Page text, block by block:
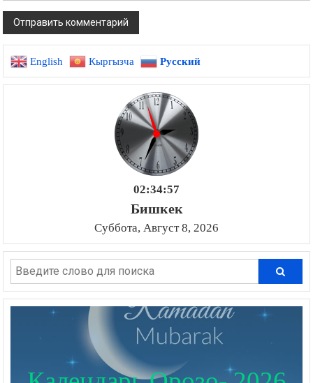
English Кыргызча Русский
02:34:58
Бишкек
Суббота, Август 8, 2026